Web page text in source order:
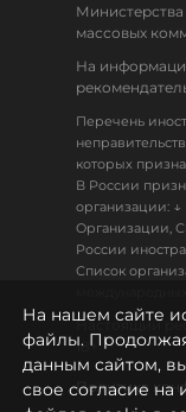
Министерства
массовых
На
Перечень
которых
В России
организации: ↓
Организации,
России
Список
Настоящий
18+
Политика
На нашем сайте
файлы.
данным сайтом,
свое согласие на